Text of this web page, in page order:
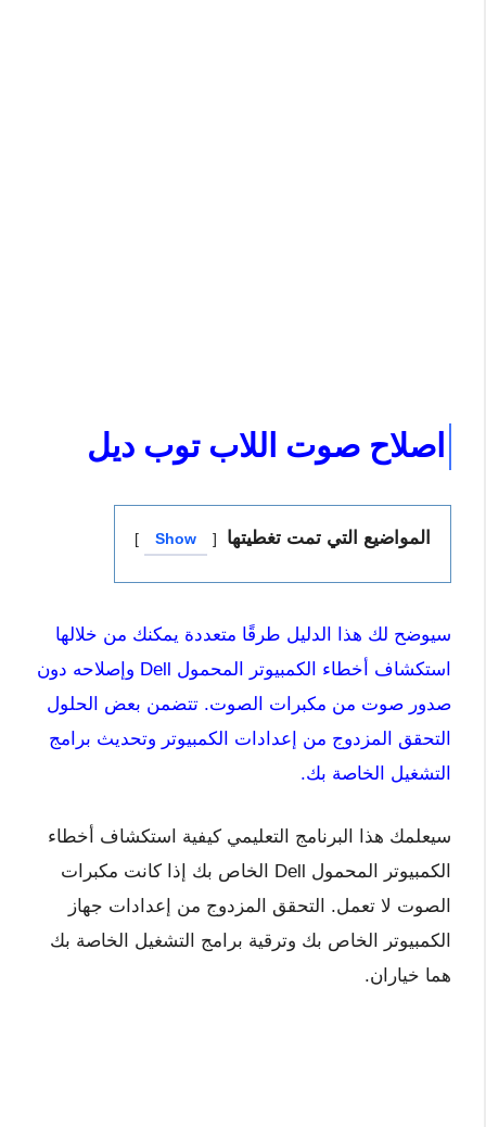
اصلاح صوت اللاب توب ديل
المواضيع التي تمت تغطيتها Show
سيوضح لك هذا الدليل طرقًا متعددة يمكنك من خلالها
استكشاف أخطاء الكمبيوتر المحمول Dell وإصلاحه دون
صدور صوت من مكبرات الصوت. تتضمن بعض الحلول
التحقق المزدوج من إعدادات الكمبيوتر وتحديث برامج
التشغيل الخاصة بك.
سيعلمك هذا البرنامج التعليمي كيفية استكشاف أخطاء
الكمبيوتر المحمول Dell الخاص بك إذا كانت مكبرات
الصوت لا تعمل. التحقق المزدوج من إعدادات جهاز
الكمبيوتر الخاص بك وترقية برامج التشغيل الخاصة بك
هما خياران.